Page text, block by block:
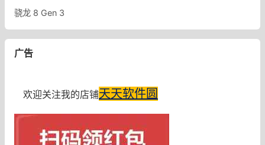
骁龙 8 Gen 3
广告
欢迎关注我的店铺天天软件圆